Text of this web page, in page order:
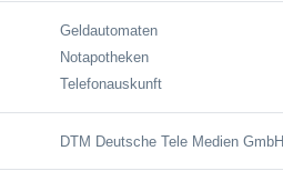
Geldautomaten
Notapotheken
Telefonauskunft
DTM Deutsche Tele Medien GmbH